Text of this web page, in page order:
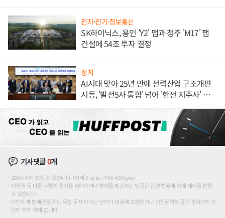
전자·전기·정보통신
SK하이닉스, 용인 'Y2' 팹과 청주 'M17' 팹
건설에 54조 투자 결정
정치
AI시대 맞아 25년 만에 전력산업 구조개편
시동, '발전5사 통합' 넘어 '한전 지주사' 재편
기사댓글0개
200자까지 쓰실 수 있습니다. (현재 0 byte / 최대 400byte)
저작권 등 다른 사람의 권리를 침해하거나 명예를 훼손하는 댓글은 관련 법률에 의해 제재를 받을
수 있습니다.
타인에게 불쾌감을 주는 욕설 등 비하하는 단어가 내용에 포함되거나 인신공격성 글은 관리자의 판
단에 의해 삭제 합니다.